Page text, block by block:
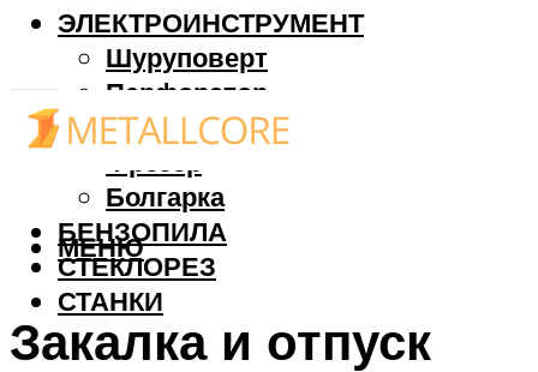
ЭЛЕКТРОИНСТРУМЕНТ
Шуруповерт
Перфоратор
Дрель
Фрезер
Болгарка
БЕНЗОПИЛА
СТЕКЛОРЕЗ
СТАНКИ
МЕНЮ
Закалка и отпуск